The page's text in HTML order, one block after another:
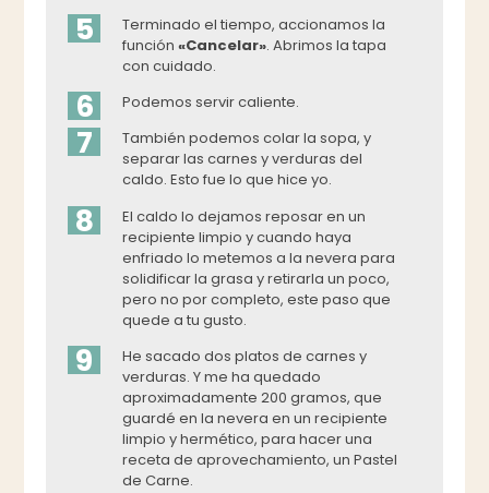
5
Terminado el tiempo, accionamos la
función«Cancelar». Abrimos la tapa
con cuidado.
6 Podemos servir caliente.
7
También podemos colar la sopa, y
separar las carnes y verduras del
caldo. Esto fue lo que hice yo.
8
El caldo lo dejamos reposar en un
recipiente limpio y cuando haya
enfriado lo metemos a la nevera para
solidificar la grasa y retirarla un poco,
pero no por completo, este paso que
quede a tu gusto.
9
He sacado dos platos de carnes y
verduras. Y me ha quedado
aproximadamente 200 gramos, que
guardé en la nevera en un recipiente
limpio y hermético, para hacer una
receta de aprovechamiento, un Pastel
de Carne.